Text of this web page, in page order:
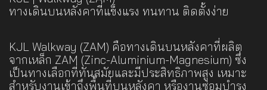
ทางเดินบนหลังคาที่แข็งแรง ทนทาน ติดตั้งง่าย
KJL Walkway (ZAM) คือทางเดินบนหลังคาที่ผลิต
จากเหล็ก ZAM (Zinc-Aluminium-Magnesium) ซึ่ง
เป็นทางเลือกที่ทันสมัยและมีประสิทธิภาพสูง เหมาะ
สำหรับงานเข้าถึงพื้นที่บนหลังคา หรืองานซ่อมบำรุง